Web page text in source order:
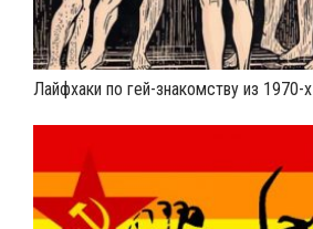
Лайфхаки по гей-знакомству из 1970-х